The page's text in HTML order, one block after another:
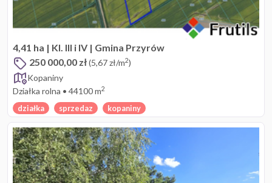
4,41 ha | Kl. III i IV | Gmina Przyrów
250 000,00 zł(5,67 zł/m2)
Kopaniny
Działka rolna • 44100 m2
działka sprzedaz kopaniny